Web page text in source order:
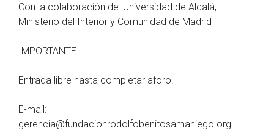
Con la colaboración de: Universidad de Alcalá,
Ministerio del Interior y Comunidad de Madrid
IMPORTANTE:
Entrada libre hasta completar aforo.
E-mail:
gerencia@fundacionrodolfobenitosamaniego.org